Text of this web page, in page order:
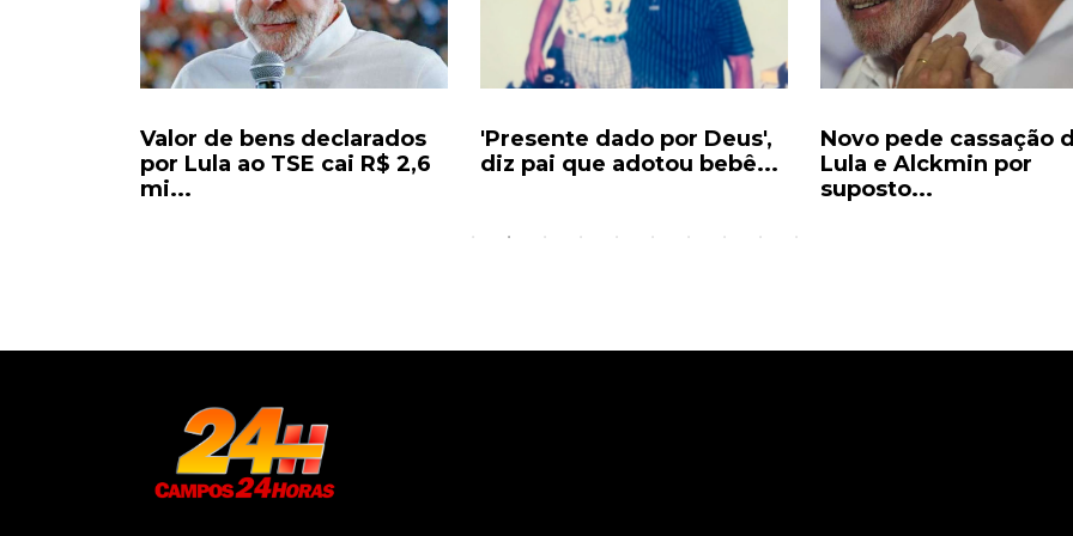
Valor de bens declarados
por Lula ao TSE cai R$ 2,6
mi...
'Presente dado por Deus',
diz pai que adotou bebê...
Novo pede cassação
Lula e Alckmin por
suposto...